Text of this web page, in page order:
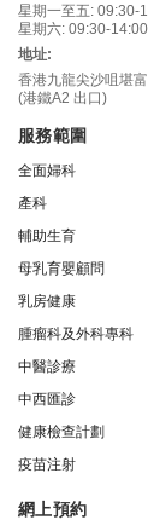
星期一至五: 09:30-
星期六: 09:30-14:00
地址:
香港九龍尖沙咀堪
(港鐵A2 出口)
服務範圍
全面婦科
產科
輔助生育
母乳育嬰顧問
乳房健康
腫瘤科及外科專科
中醫診療
中西匯診
健康檢查計劃
疫苗注射
網上預約